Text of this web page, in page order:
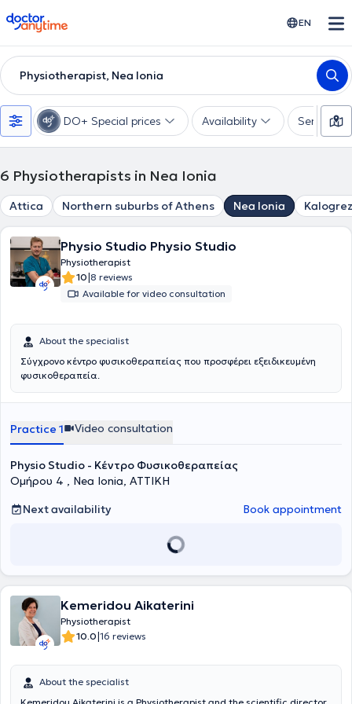
doctoranytime EN
Physiotherapist, Nea Ionia
DO+ Special prices Availability Services
6 Physiotherapists in Nea Ionia
Attica Northern suburbs of Athens Nea Ionia
Physio Studio Physio Studio
Physiotherapist
10|8 reviews
Available for video consultation
About the specialist
Σύγχρονο κέντρο φυσικοθεραπείας που προσφέρει εξειδικευμένη
φυσικοθεραπεία.
Practice 1 Video consultation
Physio Studio - Κέντρο Φυσικοθεραπείας
Ομήρου 4 , Nea Ionia, ΑΤΤΙΚΗ
Next availability
Book appointment
Kemeridou Aikaterini
Physiotherapist
10.0|16 reviews
About the specialist